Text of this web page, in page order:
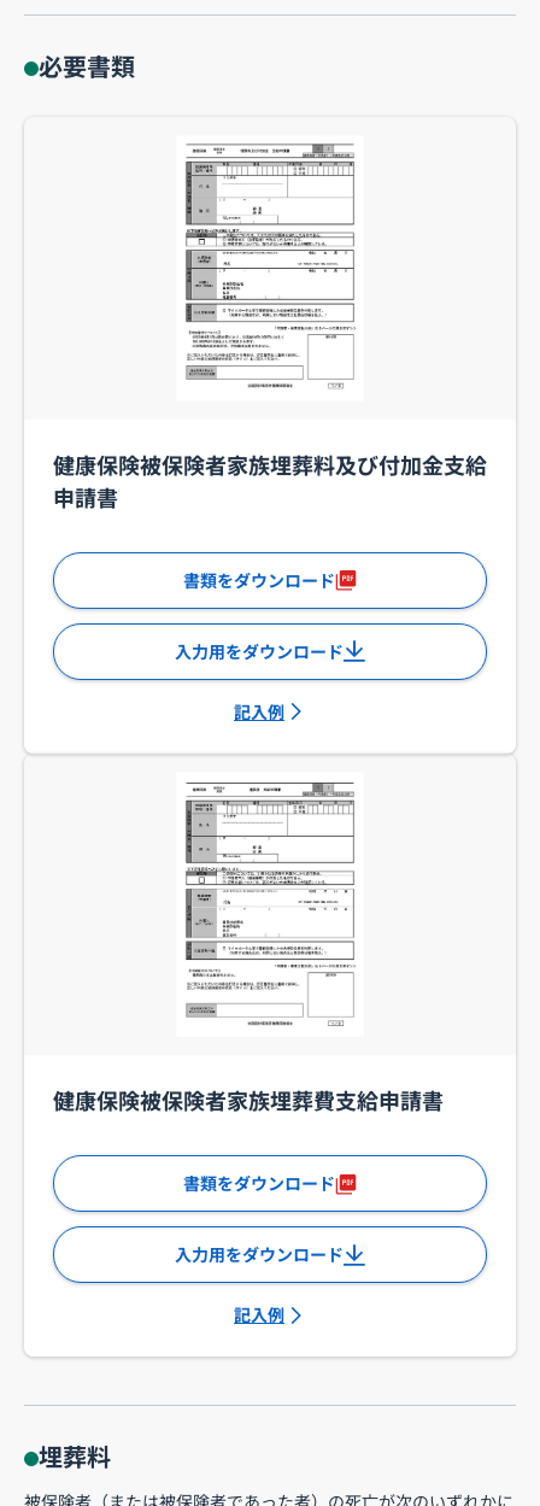
必要書類
健康保険被保険者家族埋葬料及び付加金支給
申請書
書類をダウンロード
入力用をダウンロード
記入例
健康保険被保険者家族埋葬費支給申請書
書類をダウンロード
入力用をダウンロード
記入例
埋葬料